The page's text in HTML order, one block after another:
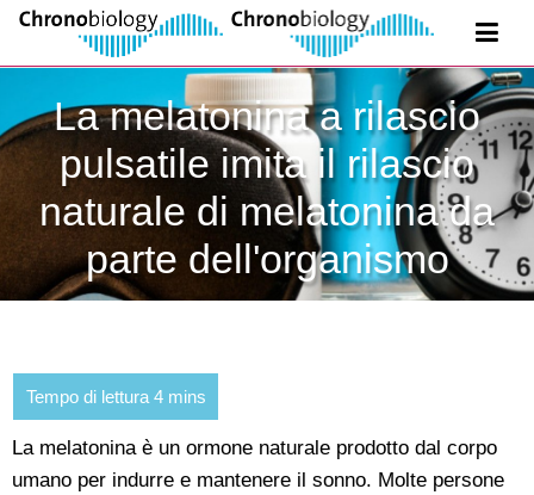
La melatonina a rilascio
pulsatile imita il rilascio
naturale di melatonina da
parte dell'organismo
La melatonina è un ormone naturale prodotto dal corpo
umano per indurre e mantenere il sonno. Molte persone